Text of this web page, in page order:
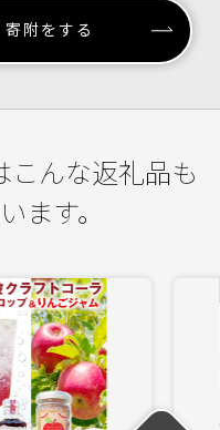
寄附をする
こんな返礼品も
ます。